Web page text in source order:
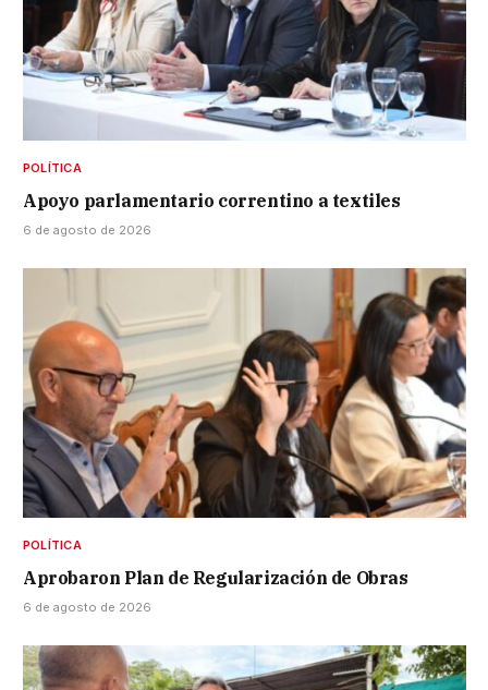
POLÍTICA
Apoyo parlamentario correntino a textiles
6 de agosto de 2026
POLÍTICA
Aprobaron Plan de Regularización de Obras
6 de agosto de 2026